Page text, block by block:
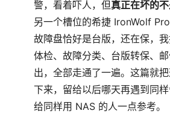
警，看着吓人，但真正在坏的
另一个槽位的希捷 IronWolf
故障盘恰好是台版，还在保，
体检、故障分类、台版转保、
出，全部走通了一遍。这篇就
下来，留给以后哪天再遇到同
给同样用 NAS 的人一点参考。